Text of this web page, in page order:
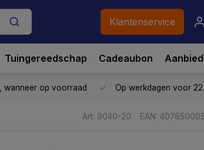
Klantenservice
Tuingereedschap Cadeaubon
, wanneer op voorraad Op werkdagen voor
Art: 9040-20 EAN: